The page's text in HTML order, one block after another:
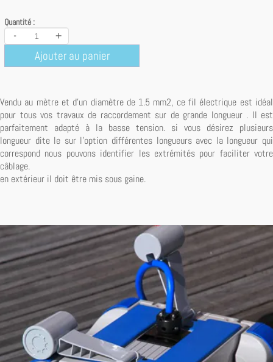
Quantité :
- +
Ajouter au panier
Vendu au mètre et d'un diamètre de 1.5 mm2, ce fil électrique est idéal
pour tous vos travaux de raccordement sur de grande longueur . Il est
parfaitement adapté à la basse tension. si vous désirez plusieurs
longueur dite le sur l'option différentes longueurs avec la longueur qui
correspond nous pouvons identifier les extrémités pour faciliter votre
câblage.
en extérieur il doit être mis sous gaine.